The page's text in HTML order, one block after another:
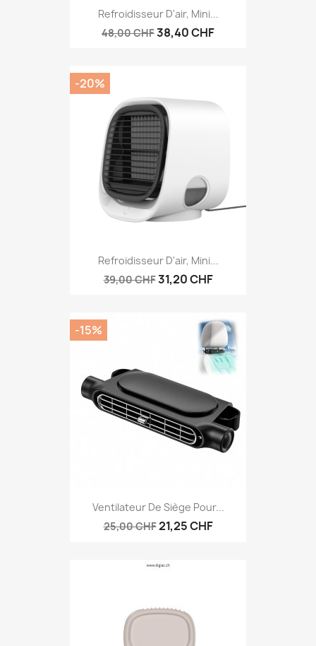
Refroidisseur D'air, Mini...
48,00 CHF38,40 CHF
Refroidisseur D'air, Mini...
39,00 CHF31,20 CHF
-20%
Ventilateur De Siège Pour...
25,00 CHF21,25 CHF
-15%